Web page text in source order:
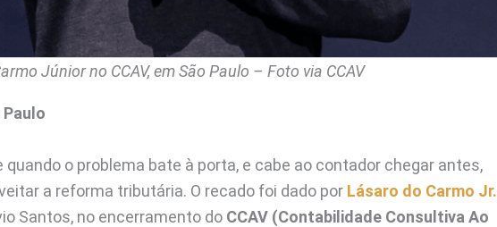
Júnior no CCAV, em São Paulo – Foto via CCAV
Paulo
quando o problema bate à porta, e cabe ao contador chegar antes,
a reforma tributária. O recado foi dado por Lásaro do Carmo Jr.
Santos, no encerramento do CCAV (Contabilidade Consultiva Ao